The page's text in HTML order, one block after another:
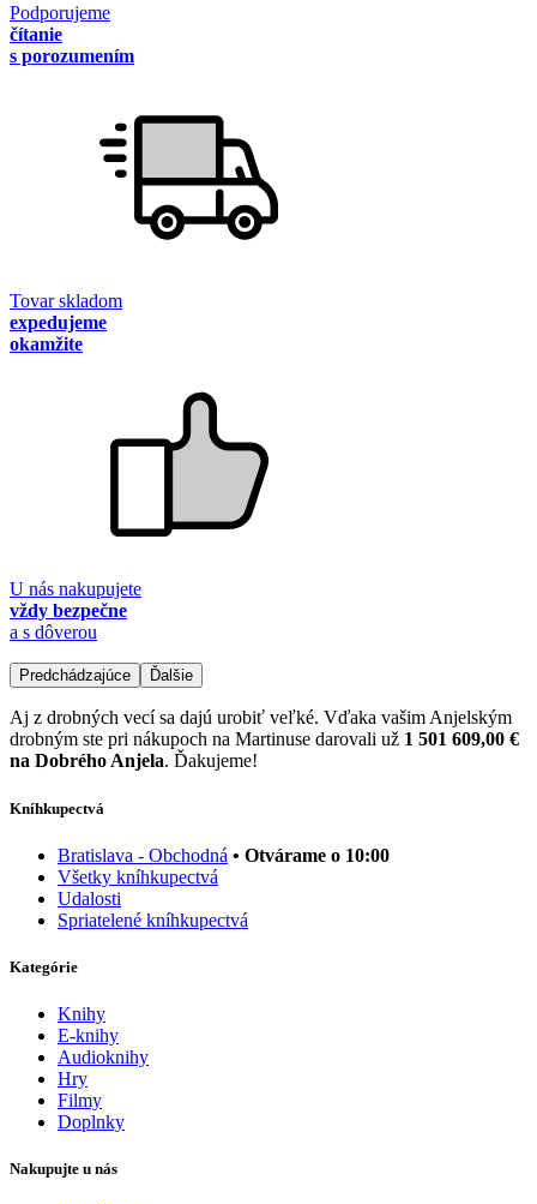
Podporujeme
čítanie
s porozumením
Tovar skladom
expedujeme
okamžite
U nás nakupujete
vždy bezpečne
a s dôverou
Predchádzajúce Ďalšie
Aj z drobných vecí sa dajú urobiť veľké. Vďaka vašim Anjelským
drobným ste pri nákupoch na Martinuse darovali už 1 501 609,00 €
na Dobrého Anjela. Ďakujeme!
Kníhkupectvá
Bratislava - Obchodná • Otvárame o 10:00
Všetky kníhkupectvá
Udalosti
Spriatelené kníhkupectvá
Kategórie
Knihy
E-knihy
Audioknihy
Hry
Filmy
Doplnky
Nakupujte u nás